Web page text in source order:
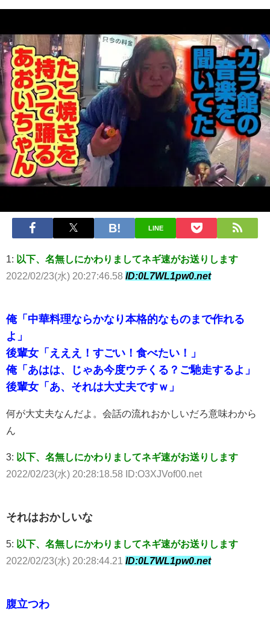
LINE
1: 以下、名無しにかわりましてネギ速がお送りします
2022/02/23(水) 20:27:46.58 ID:0L7WL1pw0.net
俺「中華料理ならかなり本格的なものまで作れる
よ」
後輩女「えええ！すごい！食べたい！」
俺「あはは、じゃあ今度ウチくる？ご馳走するよ」
後輩女「あ、それは大丈夫ですｗ」
何が大丈夫なんだよ。会話の流れおかしいだろ意味わから
ん
3: 以下、名無しにかわりましてネギ速がお送りします
2022/02/23(水) 20:28:18.58 ID:O3XJVof00.net
それはおかしいな
5: 以下、名無しにかわりましてネギ速がお送りします
2022/02/23(水) 20:28:44.21 ID:0L7WL1pw0.net
腹立つわ